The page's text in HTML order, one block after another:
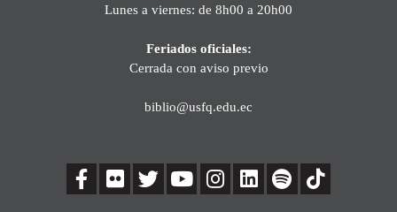
Lunes a viernes: de 8h00 a 20h00
Feriados oficiales:
Cerrada con aviso previo
biblio@usfq.edu.ec